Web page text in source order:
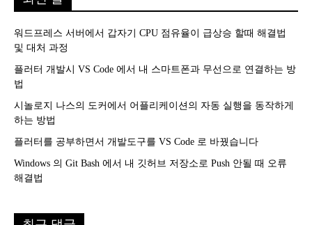
워드프레스 서버에서 갑자기 CPU 점유율이 급상승 할때 해결법
및 대처 과정
플러터 개발시 VS Code 에서 내 스마트폰과 무선으로 연결하는 방
법
시놀로지 나스의 도커에서 어플리케이션의 자동 실행을 동작하게
하는 방법
플러터를 공부하면서 개발도구를 VS Code 로 바꿨습니다
Windows 의 Git Bash 에서 내 깃허브 저장소로 Push 안될 때 오류
해결법